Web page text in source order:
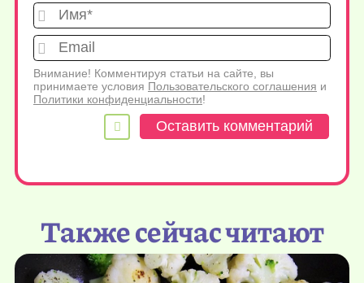
Имя*
Внимание! Комментируя статьи на сайте, вы
принимаете условия Пользовательского соглашения и
Политики конфиденциальности!
Также сейчас читают